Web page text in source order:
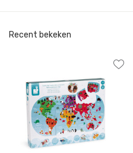
Recent bekeken